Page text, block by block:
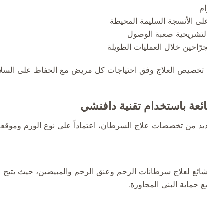
الأنسجة السليمة المحيطة
صعبة الوصول
خلال العمليات الطويلة
تخصيص العلاج وفق احتياجات كل مريض مع الحفاظ على
باستخدام تقنية دافنشي
من تخصصات علاج السرطان، اعتماداً على نوع الورم
لعلاج سرطانات الرحم وعنق الرحم والمبيضين، حيث يتيح
البنى المجاورة.